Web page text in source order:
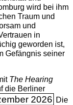
wird bei ihm
Traum und
und
in
geworden ist,
Gefängnis seiner
The ­Hearing
die Berliner
2026 Die